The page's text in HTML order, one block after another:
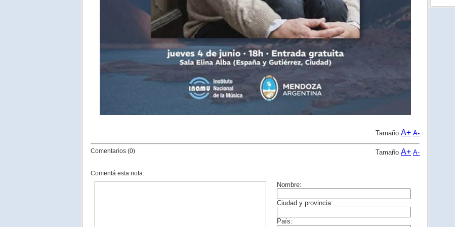
Tamaño A+ A-
Comentarios (0) Tamaño A+ A-
Comentá esta nota: